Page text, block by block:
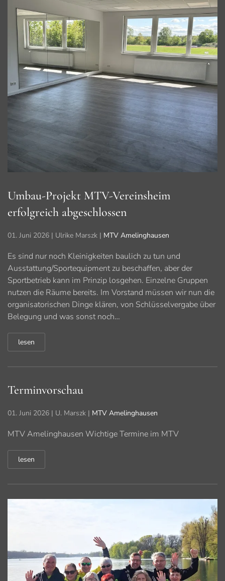
Umbau-Projekt MTV-Vereinsheim
erfolgreich abgeschlossen
01. Juni 2026 | Ulrike Marszk | MTV Amelinghausen
Es sind nur noch Kleinigkeiten baulich zu tun und
Ausstattung/Sportequipment zu beschaffen, aber der
Sportbetrieb kann im Prinzip losgehen. Einzelne Gruppen
nutzen die Räume bereits. Im Vorstand müssen wir nun die
organisatorischen Dinge klären, von Schlüsselvergabe über
Belegung und was sonst noch…
lesen
Terminvorschau
01. Juni 2026 | U. Marszk | MTV Amelinghausen
MTV Amelinghausen Wichtige Termine im MTV
lesen